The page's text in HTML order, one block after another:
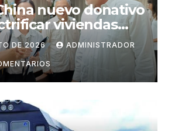
nuevo donativo
viviendas
y garantizar
energético a
DE 2026 ADMINISTRADOR